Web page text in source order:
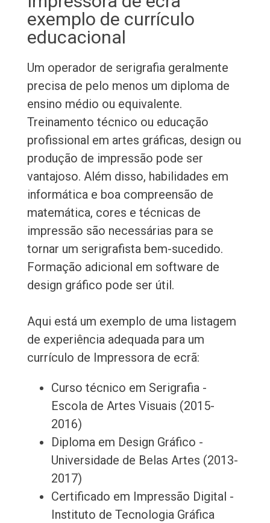
exemplo de currículo
educacional
Um operador de serigrafia geralmente
precisa de pelo menos um diploma de
ensino médio ou equivalente.
Treinamento técnico ou educação
profissional em artes gráficas, design ou
produção de impressão pode ser
vantajoso. Além disso, habilidades em
informática e boa compreensão de
matemática, cores e técnicas de
impressão são necessárias para se
tornar um serigrafista bem-sucedido.
Formação adicional em software de
design gráfico pode ser útil.
Aqui está um exemplo de uma listagem
de experiência adequada para um
currículo de Impressora de ecrã:
Curso técnico em Serigrafia -
Escola de Artes Visuais (2015-
2016)
Diploma em Design Gráfico -
Universidade de Belas Artes (2013-
2017)
Certificado em Impressão Digital -
Instituto de Tecnologia Gráfica